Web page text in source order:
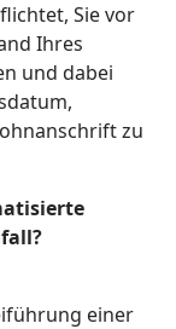
Sie vor
Ihres
und dabei
zu
einer